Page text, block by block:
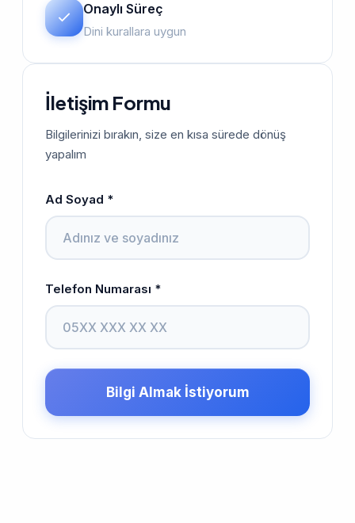
Onaylı Süreç
Dini kurallara uygun
İletişim Formu
Bilgilerinizi bırakın, size en kısa sürede dönüş
yapalım
Ad Soyad *
Telefon Numarası *
Bilgi Almak İstiyorum